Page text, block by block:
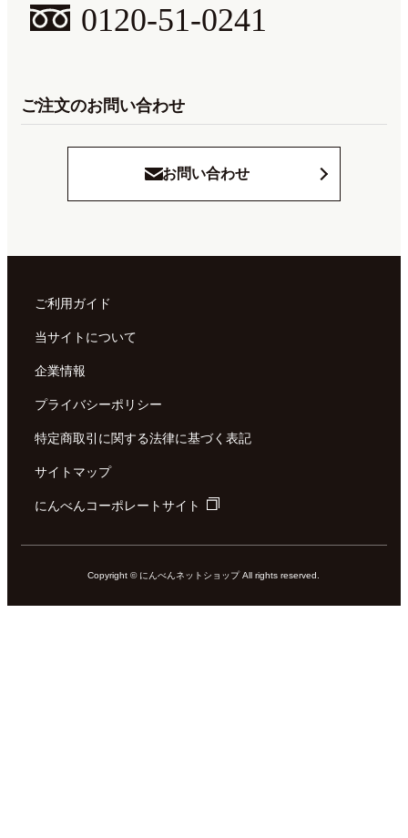
0120-51-0241
ご注文のお問い合わせ
お問い合わせ
ご利用ガイド
当サイトについて
企業情報
プライバシーポリシー
特定商取引に関する法律に基づく表記
サイトマップ
にんべんコーポレートサイト
Copyright © にんべんネットショップ All rights reserved.